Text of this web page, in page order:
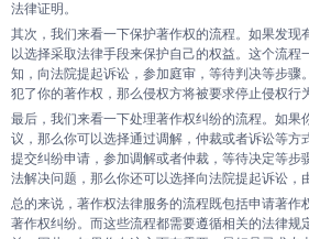
法律证明。
其次，我们来看一下保护著作权的流程。如果发现
以选择采取法律手段来保护自己的权益。这个流程
知，向法院提起诉讼，参加庭审，等待判决等步骤
犯了你的著作权，那么侵权方将被要求停止侵权行
最后，我们来看一下处理著作权纠纷的流程。如果
议，那么你可以选择通过调解，仲裁或者诉讼等方
提交纠纷申请，参加调解或者仲裁，等待决定等步
法解决问题，那么你还可以选择向法院提起诉讼，
总的来说，著作权法律服务的流程既包括申请著作
著作权纠纷。而这些流程都需要遵循相关的法律规